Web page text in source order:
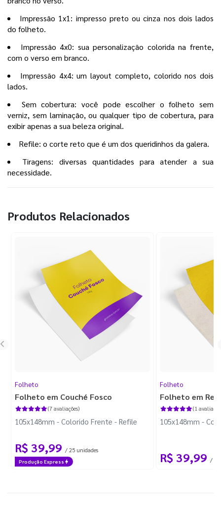
Impressão 1x1: impresso preto ou cinza nos dois lados
do folheto.
Impressão 4x0: sua personalização colorida na frente,
com o verso em branco.
Impressão 4x4: um layout completo, colorido nos dois
lados.
Sem cobertura: você pode escolher o folheto sem
verniz, sem laminação, ou qualquer tipo de cobertura, para
exibir apenas a sua beleza original.
Refile: o corte reto que é um dos queridinhos da galera.
Tiragens: diversas quantidades para atender a sua
necessidade.
Produtos Relacionados
Folheto
Folheto em Couché Fosco
(7 avaliações)
105x148mm - Colorido Frente - Refile
R$ 39,99 / 25 unidades
Produção Express
Folheto
Folheto em
(1
105x148mm -
R$ 39,99 / 25